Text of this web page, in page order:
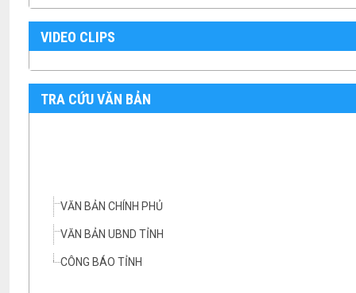
VIDEO CLIPS
TRA CỨU VĂN BẢN
VĂN BẢN CHÍNH PHỦ
VĂN BẢN UBND TỈNH
CÔNG BÁO TỈNH